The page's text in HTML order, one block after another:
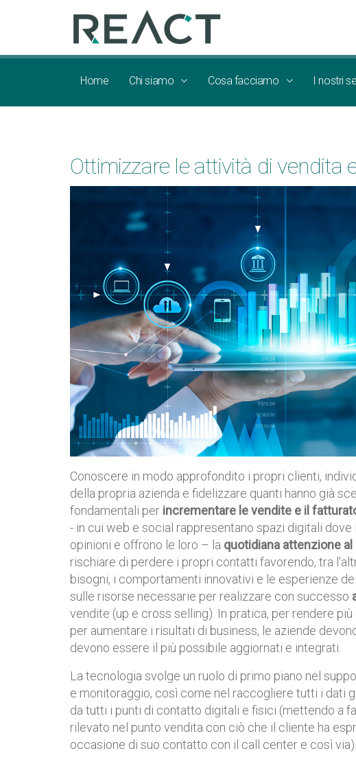
Home Chi siamo Cosa facciamo I nostri
Ottimizzare le attività di
Conoscere in modo approfondito i propri clienti,
della propria azienda e fidelizzare quanti hanno già
fondamentali per incrementare le vendite e il
- in cui web e social rappresentano spazi digitali
opinioni e offrono le loro – la quotidiana attenzione
rischiare di perdere i propri contatti favorendo, tra
bisogni, i comportamenti innovativi e le esperienze
sulle risorse necessarie per realizzare con successo
vendite (up e cross selling). In pratica, per rendere
per aumentare i risultati di business, le aziende
devono essere il più possibile aggiornati e integrati.
La tecnologia svolge un ruolo di primo piano nel
e monitoraggio, così come nel raccogliere tutti i dati
da tutti i punti di contatto digitali e fisici (mettendo a
rilevato nel punto vendita con ciò che il cliente ha
occasione di suo contatto con il call center e così via).